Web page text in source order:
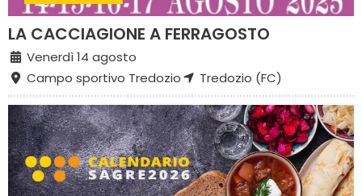
LA CACCIAGIONE A FERRAGOSTO
Venerdì 14 agosto
Campo sportivo Tredozio
Tredozio (FC)